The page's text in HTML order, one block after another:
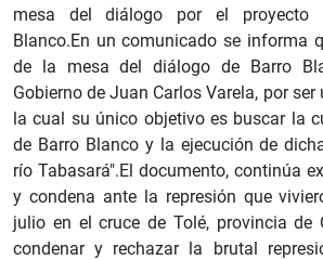
mesa del diálogo por el proyecto
Blanco.En un comunicado se informa
de la mesa del diálogo de Barro
Gobierno de Juan Carlos Varela, por
la cual su único objetivo es buscar la
de Barro Blanco y la ejecución de
río Tabasará".El documento, continúa
y condena ante la represión que
julio en el cruce de Tolé, provincia de
condenar y rechazar la brutal